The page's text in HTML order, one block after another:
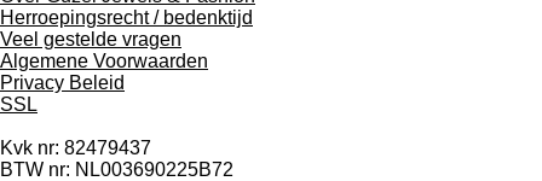
Herroepingsrecht / bedenktijd
Veel gestelde vragen
Algemene Voorwaarden
Privacy Beleid
SSL
Kvk nr: 82479437
BTW nr: NL003690225B72